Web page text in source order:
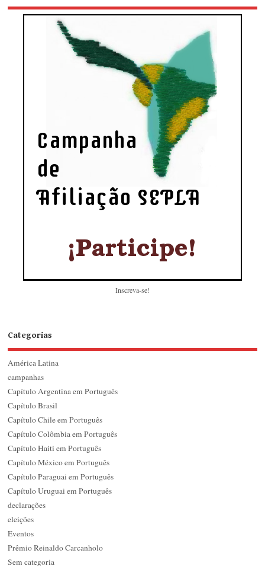
Inscreva-se!
Categorias
América Latina
campanhas
Capítulo Argentina em Português
Capítulo Brasil
Capítulo Chile em Português
Capítulo Colômbia em Português
Capítulo Haiti em Português
Capítulo México em Português
Capítulo Paraguai em Português
Capítulo Uruguai em Português
declarações
eleições
Eventos
Prêmio Reinaldo Carcanholo
Sem categoria